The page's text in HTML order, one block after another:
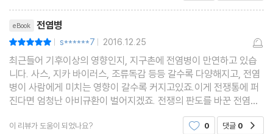
eBook 전염병
| s******7 | 2016.12.25
최근들어 기후이상의 영향인지, 지구촌에 전염병이 만연하고 있습
니다. 사스, 지카 바이러스, 조류독감 등등 갈수록 다양해지고, 전염
병이 사람에게 미치는 영향이 갈수록 커지고있죠.이게 전쟁통에 퍼
진다면 엄청난 아비규환이 벌어지겠죠. 전쟁의 판도를 바꾼 전염병
이라는 제목만 봐도, 전쟁중에 손 쓸 방법도 없는 전염병에 속수무책
으로 당했을 당시의 사람들의 심정이 이해가 갑니
이 리뷰가 도움이 되었나요? 0 댓글 0